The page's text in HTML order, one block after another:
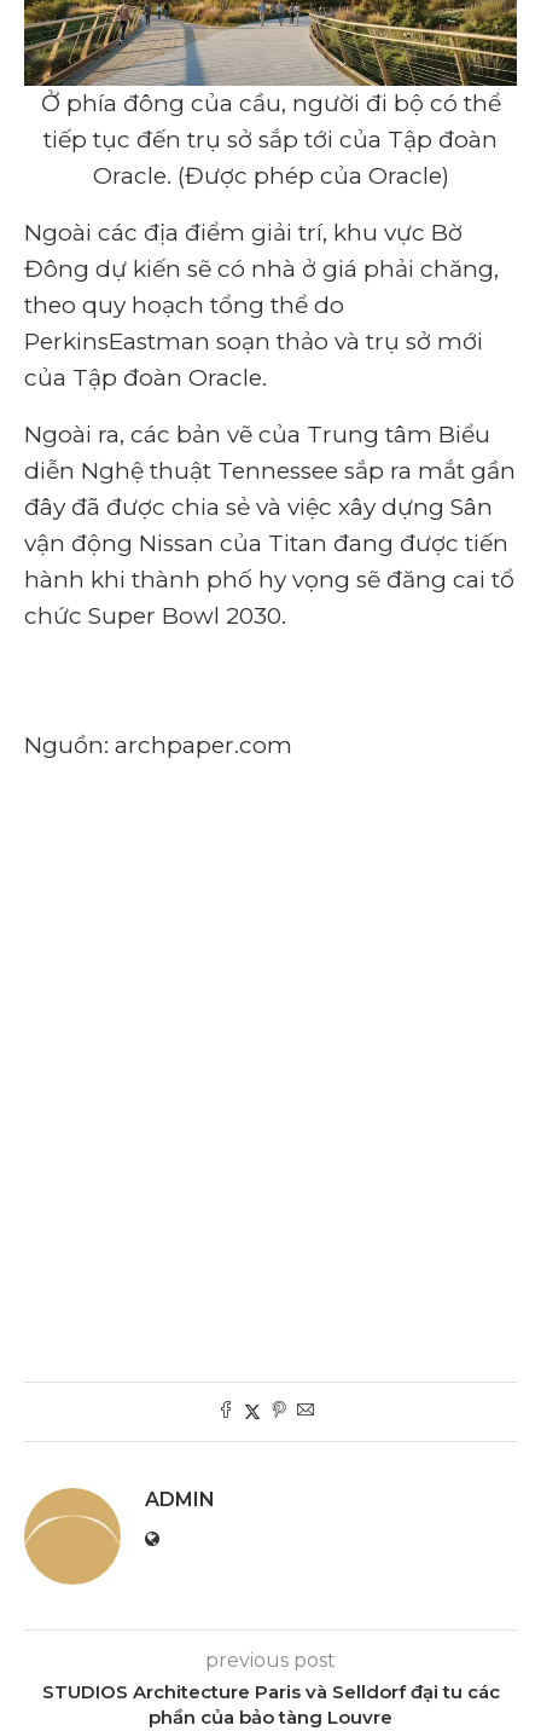
Ở phía đông của cầu, người đi bộ có thể
tiếp tục đến trụ sở sắp tới của Tập đoàn
Oracle. (Được phép của Oracle)
Ngoài các địa điểm giải trí, khu vực Bờ
Đông dự kiến ​​sẽ có nhà ở giá phải chăng,
theo quy hoạch tổng thể do
PerkinsEastman soạn thảo và trụ sở mới
của Tập đoàn Oracle.
Ngoài ra, các bản vẽ của Trung tâm Biểu
diễn Nghệ thuật Tennessee sắp ra mắt gần
đây đã được chia sẻ và việc xây dựng Sân
vận động Nissan của Titan đang được tiến
hành khi thành phố hy vọng sẽ đăng cai tổ
chức Super Bowl 2030.
Nguồn: archpaper.com
ADMIN
previous post
STUDIOS Architecture Paris và Selldorf đại tu các
phần của bảo tàng Louvre